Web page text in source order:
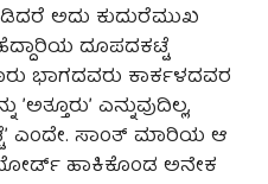
ಅದು ಕುದುರೆಮುಖ
ದೂಪದಕಟ್ಟೆ
ಭಾಗದವರು ಕಾರ್ಕಳದವರ
ಎನ್ನುವುದಿಲ್ಲ,
ಎಂದೇ. ಸಾಂತ್‌ ಮಾರಿಯ ಆ
ಬೋರ್ಡ್‌ ಹಾಕಿಕೊಂಡ ಅನೇಕ